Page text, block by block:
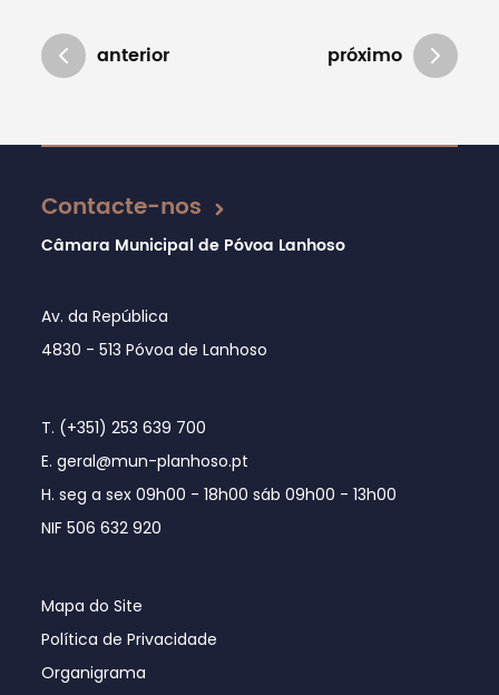
anterior próximo
Atualizado em 10/02/2022
Contacte-nos
Câmara Municipal de Póvoa Lanhoso
Av. da República
4830 - 513 Póvoa de Lanhoso
T. (+351) 253 639 700
E. geral@mun-planhoso.pt
H. seg a sex 09h00 - 18h00 sáb 09h00 - 13h00
NIF 506 632 920
Mapa do Site
Política de Privacidade
Organigrama